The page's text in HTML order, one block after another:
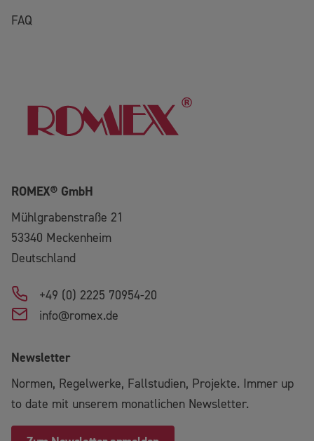
FAQ
ROMEX® GmbH
Mühlgrabenstraße 21
53340 Meckenheim
Deutschland
+49 (0) 2225 70954-20
info@romex.de
Newsletter
Normen, Regelwerke, Fallstudien, Projekte. Immer up
to date mit unserem monatlichen Newsletter.